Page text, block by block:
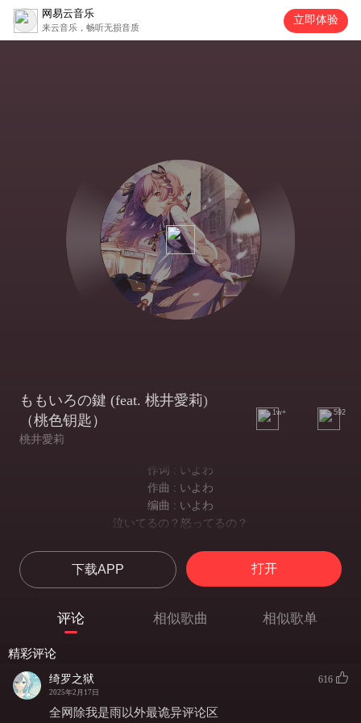
网易云音乐
来云音乐，畅听无损音质
立即体验
ももいろの鍵 (feat. 桃井愛莉)
（桃色钥匙）
桃井愛莉
1w+ 592
作词 : いよわ
作曲 : いよわ
编曲 : いよわ
泣いてるの？怒ってるの？
幼い声が問う
稚嫩的声音在问着，
心配いらないよ 笑えてるよ
不需要担心哦 我在笑着哦，
返事は宙に浮くだけ
我也知道我并不是孤身一人
下载APP 打开
评论 相似歌曲 相似歌单
精彩评论
绮罗之狱
2025年2月17日
616
全网除我是雨以外最诡异评论区